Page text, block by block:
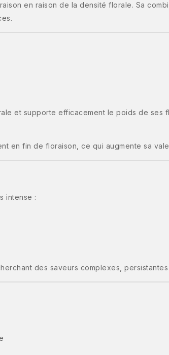
en raison de la densité florale. Sa
et supporte efficacement le poids de ses
en fin de floraison, ce qui augmente sa
intense :
des saveurs complexes,